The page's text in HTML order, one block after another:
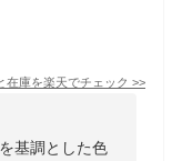
在庫を楽天でチェック >>
基調とした色